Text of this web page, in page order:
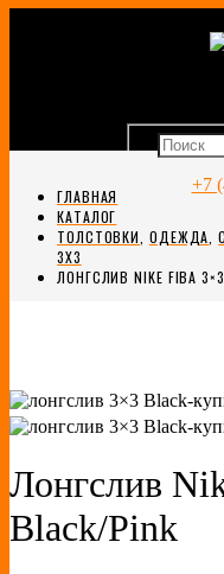
+7
ГЛАВНАЯ
КАТАЛОГ
ТОЛСТОВКИ ОДЕЖДА ,
3X3
ЛОНГСЛИВ NIKE FIBA
Лонгслив
Black/Pink